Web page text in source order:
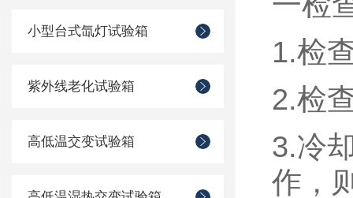
小型台式氙灯试验箱
紫外线老化试验箱
高低温交变试验箱
1.检
2.检
3.冷
作，